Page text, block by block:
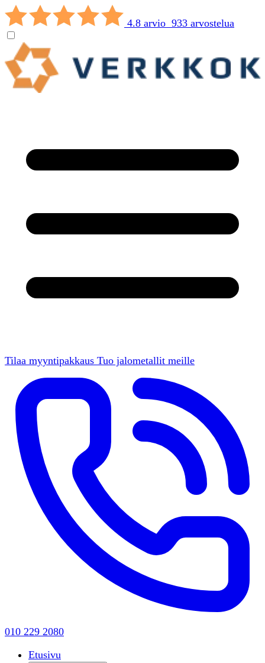
4.8 arvio 933 arvostelua
Tilaa myyntipakkaus Tuo jalometallit meille
010 229 2080
Etusivu